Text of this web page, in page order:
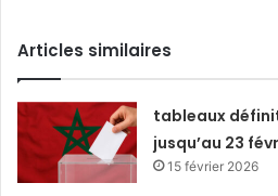
Articles similaires
tableaux
jusqu’au 23
15 février 2026